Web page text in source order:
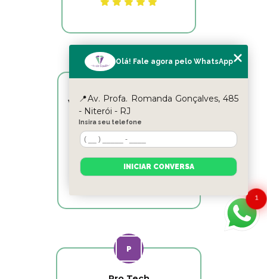
Victor Hugo Marins Mansur
Ótimo atendimento!
1
Olá! Fale agora pelo WhatsApp
📍Av. Profa. Romanda Gonçalves, 485
- Niterói - RJ
Insira seu telefone
INICIAR CONVERSA